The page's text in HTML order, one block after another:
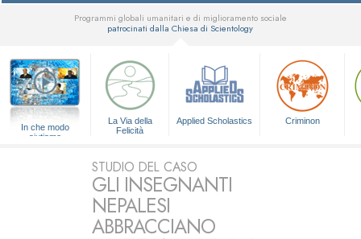
Programmi globali umanitari e di miglioramento sociale
patrocinati dalla Chiesa di Scientology
In che modo
aiutiamo
La Via della
Felicità
Applied Scholastics Criminon
STUDIO DEL CASO
GLI INSEGNANTI
NEPALESI
ABBRACCIANO